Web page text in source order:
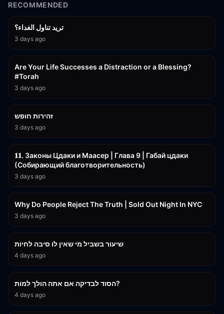
RECOMMENDED
تريد تناول الغداء؟
3 days ago
Are Your Life Successes a Distraction or a Blessing?
#Torah
3 days ago
זהירות חופש
3 days ago
𝟏𝟏. Законы Цдаки и Маасер | Глава 9 | Габай цдаки
(Собирающий благотворительность)
3 days ago
Why Do People Reject The Truth | Sold Out Night In NYC
3 days ago
שיעור בשביל מי שאין לו סיבה לחיות
4 days ago
הסוד לבדיקה אם אתה הולך למות?
4 days ago